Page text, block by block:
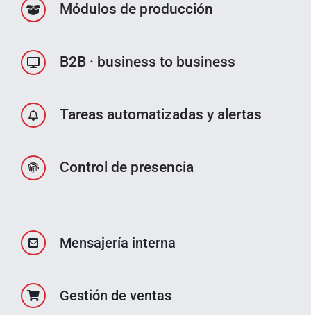
Módulos de producción
B2B · business to business
Tareas automatizadas y alertas
Control de presencia
Mensajería interna
Gestión de ventas